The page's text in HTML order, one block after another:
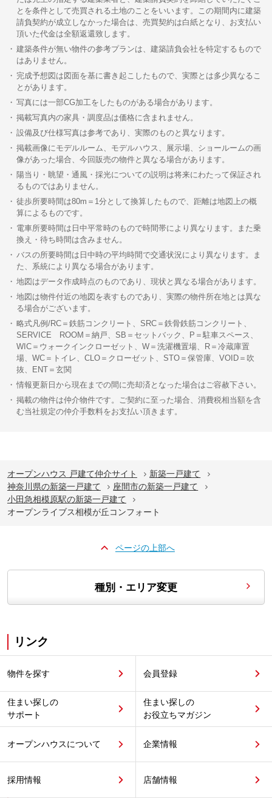
とを条件として売買される土地のことをいいます。この期間内に建築
請負契約が成立しなかった場合は、売買契約は白紙となり、お支払い
頂いた代金は全額返還致します。
建築条件が無い物件の参考プランは、建築請負会社を特定するもので
はありません。
完成予想図は図面を基に書き起こしたもので、実際とは多少異なるこ
とがあります。
写真には一部CG加工をしたものがある場合があります。
掲載写真内の家具・調度品は価格に含まれません。
設備及び仕様写真は参考であり、実際のものと異なります。
掲載画像にモデルルーム、モデルハウス、展示場、ショールームの画
像があった場合、今回販売の物件と異なる場合があります。
陽当り・眺望・通風・採光についての説明は将来にわたって保証され
るものではありません。
徒歩所要時間は80m＝1分として換算したもので、距離は地図上の概
算によるものです。
電車所要時間は日中平常時のもので時間帯により異なります。また乗
換え・待ち時間は含みません。
バスの所要時間は日中時の平均時間で交通状況により異なります。ま
た、系統により異なる場合があります。
地図はデータ作成時点のものであり、現状と異なる場合があります。
地図は物件付近の地図を表すものであり、実際の物件所在地とは異な
る場合がございます。
略式凡例/RC＝鉄筋コンクリート、SRC＝鉄骨鉄筋コンクリート、
SERVICE ROOM＝納戸、SB＝セットバック、P＝駐車スペース、
WIC＝ウォークインクローゼット、W＝洗濯機置場、R＝冷蔵庫置
場、WC＝トイレ、CLO＝クローゼット、STO＝保管庫、VOID＝吹
抜、ENT＝玄関
情報更新日から現在までの間に売却済となった場合はご容赦下さい。
掲載の物件は仲介物件です。ご契約に至った場合、消費税相当額を含
む当社規定の仲介手数料をお支払い頂きます。
オープンハウス 戸建て仲介サイト
新築一戸建て
神奈川県の新築一戸建て
座間市の新築一戸建て
小田急相模原駅の新築一戸建て
オープンライブス相模が丘コンフォート
ページの上部へ
種別・エリア変更
リンク
物件を探す 会員登録
住まい探しの
サポート
住まい探しの
お役立ちマガジン
オープンハウスについて 企業情報
採用情報 店舗情報